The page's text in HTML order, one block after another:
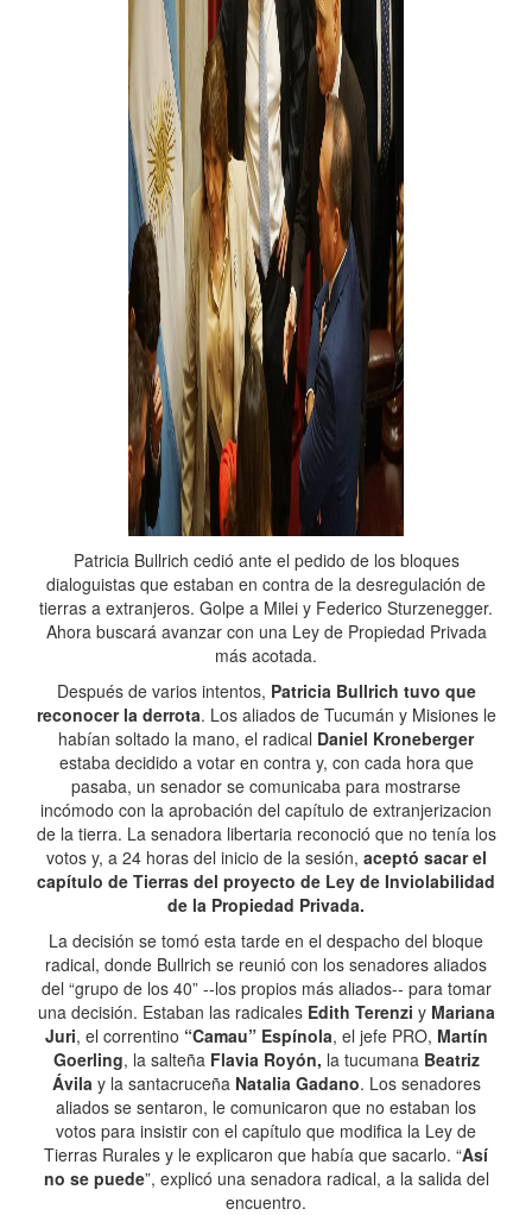
Patricia Bullrich cedió ante el pedido de los bloques
dialoguistas que estaban en contra de la desregulación de
tierras a extranjeros. Golpe a Milei y Federico Sturzenegger.
Ahora buscará avanzar con una Ley de Propiedad Privada
más acotada.
Después de varios intentos, Patricia Bullrich tuvo que
reconocer la derrota. Los aliados de Tucumán y Misiones le
habían soltado la mano, el radical Daniel Kroneberger
estaba decidido a votar en contra y, con cada hora que
pasaba, un senador se comunicaba para mostrarse
incómodo con la aprobación del capítulo de extranjerizacion
de la tierra. La senadora libertaria reconoció que no tenía los
votos y, a 24 horas del inicio de la sesión, aceptó sacar el
capítulo de Tierras del proyecto de Ley de Inviolabilidad
de la Propiedad Privada.
La decisión se tomó esta tarde en el despacho del bloque
radical, donde Bullrich se reunió con los senadores aliados
del “grupo de los 40” --los propios más aliados-- para tomar
una decisión. Estaban las radicales Edith Terenzi y Mariana
Juri, el correntino “Camau” Espínola, el jefe PRO, Martín
Goerling, la salteña Flavia Royón, la tucumana Beatriz
Ávilay la santacruceñaNatalia Gadano. Los senadores
aliados se sentaron, le comunicaron que no estaban los
votos para insistir con el capítulo que modifica la Ley de
Tierras Rurales y le explicaron que había que sacarlo. “Así
no se puede”, explicó una senadora radical, a la salida del
encuentro.